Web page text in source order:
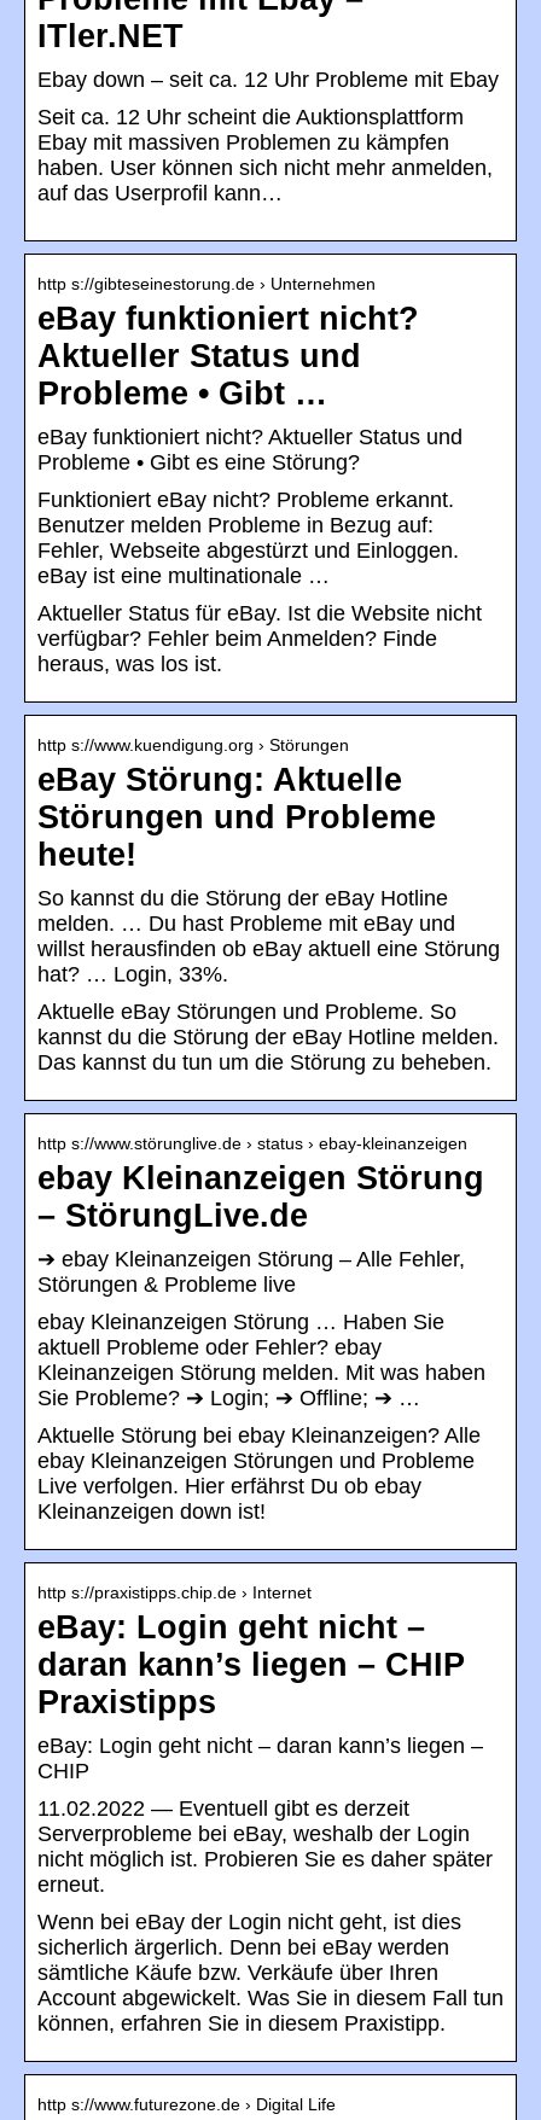
ITler.NET
Ebay down – seit ca. 12 Uhr Probleme mit Ebay
Seit ca. 12 Uhr scheint die Auktionsplattform
Ebay mit massiven Problemen zu kämpfen
haben. User können sich nicht mehr anmelden,
auf das Userprofil kann…
http s://gibteseinestorung.de › Unternehmen
eBay funktioniert nicht?
Aktueller Status und
Probleme • Gibt …
eBay funktioniert nicht? Aktueller Status und
Probleme • Gibt es eine Störung?
Funktioniert eBay nicht? Probleme erkannt.
Benutzer melden Probleme in Bezug auf:
Fehler, Webseite abgestürzt und Einloggen.
eBay ist eine multinationale …
Aktueller Status für eBay. Ist die Website nicht
verfügbar? Fehler beim Anmelden? Finde
heraus, was los ist.
http s://www.kuendigung.org › Störungen
eBay Störung: Aktuelle
Störungen und Probleme
heute!
So kannst du die Störung der eBay Hotline
melden. … Du hast Probleme mit eBay und
willst herausfinden ob eBay aktuell eine Störung
hat? … Login, 33%.
Aktuelle eBay Störungen und Probleme. So
kannst du die Störung der eBay Hotline melden.
Das kannst du tun um die Störung zu beheben.
http s://www.störunglive.de › status › ebay-kleinanzeigen
ebay Kleinanzeigen Störung
– StörungLive.de
➔ ebay Kleinanzeigen Störung – Alle Fehler,
Störungen & Probleme live
ebay Kleinanzeigen Störung … Haben Sie
aktuell Probleme oder Fehler? ebay
Kleinanzeigen Störung melden. Mit was haben
Sie Probleme? ➔ Login; ➔ Offline; ➔ …
Aktuelle Störung bei ebay Kleinanzeigen? Alle
ebay Kleinanzeigen Störungen und Probleme
Live verfolgen. Hier erfährst Du ob ebay
Kleinanzeigen down ist!
http s://praxistipps.chip.de › Internet
eBay: Login geht nicht –
daran kann’s liegen – CHIP
Praxistipps
eBay: Login geht nicht – daran kann’s liegen –
CHIP
11.02.2022 — Eventuell gibt es derzeit
Serverprobleme bei eBay, weshalb der Login
nicht möglich ist. Probieren Sie es daher später
erneut.
Wenn bei eBay der Login nicht geht, ist dies
sicherlich ärgerlich. Denn bei eBay werden
sämtliche Käufe bzw. Verkäufe über Ihren
Account abgewickelt. Was Sie in diesem Fall tun
können, erfahren Sie in diesem Praxistipp.
http s://www.futurezone.de › Digital Life